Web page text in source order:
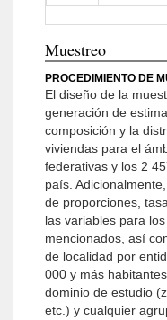
Muestreo
PROCEDIMIENTO DE
El diseño de la
generación de
composición y la
viviendas para el
federativas y los 2
país.
de proporciones,
las variables para
mencionados, así
de localidad por
000 y más
dominio de estudio
etc.) y cualquier